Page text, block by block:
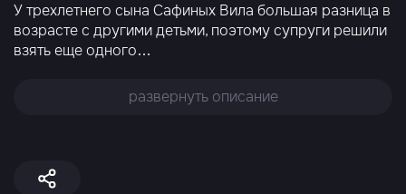
У трехлетнего сына Сафиных Вила большая разница в
возрасте с другими детьми, поэтому супруги решили
взять еще одного…
развернуть описание